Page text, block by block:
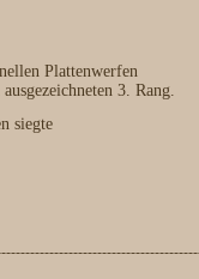
Plattenwerfen
3. Rang.
siegte